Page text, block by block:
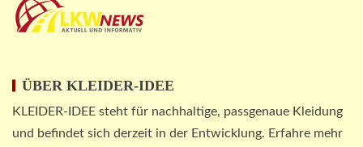
ÜBER KLEIDER-IDEE
KLEIDER-IDEE steht für nachhaltige, passgenaue Kleidung
und befindet sich derzeit in der Entwicklung. Erfahre mehr